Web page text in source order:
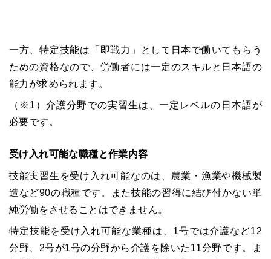
一方、特定技能は「即戦力」として日本で働いてもらう
ための資格なので、労働者には一定のスキルと日本語の
能力が求められます。
（※1）介護分野での実習生は、一定レベルの日本語が
必要です。
受け入れ可能な職種と作業内容
技能実習生を受け入れ可能なのは、農業・漁業や機械製
造など90の職種です。また技能の習得に結び付かない単
純労働をさせることはできません。
特定技能を受け入れ可能な業種は、1号では介護など12
分野、2号が1号の分野から介護を除いた11分野です。ま